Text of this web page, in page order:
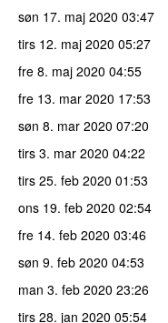
søn 17. maj 2020 03:47
tirs 12. maj 2020 05:27
fre 8. maj 2020 04:55
fre 13. mar 2020 17:53
søn 8. mar 2020 07:20
tirs 3. mar 2020 04:22
tirs 25. feb 2020 01:53
ons 19. feb 2020 02:54
fre 14. feb 2020 03:46
søn 9. feb 2020 04:53
man 3. feb 2020 23:26
tirs 28. jan 2020 05:54